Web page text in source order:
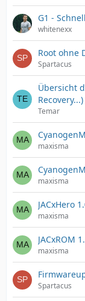
G1 -
whitenexx
Root ohne
Spartacus
Übersicht
Temar
maxisma
maxisma
JACxHero
maxisma
JACxROM
maxisma
Spartacus